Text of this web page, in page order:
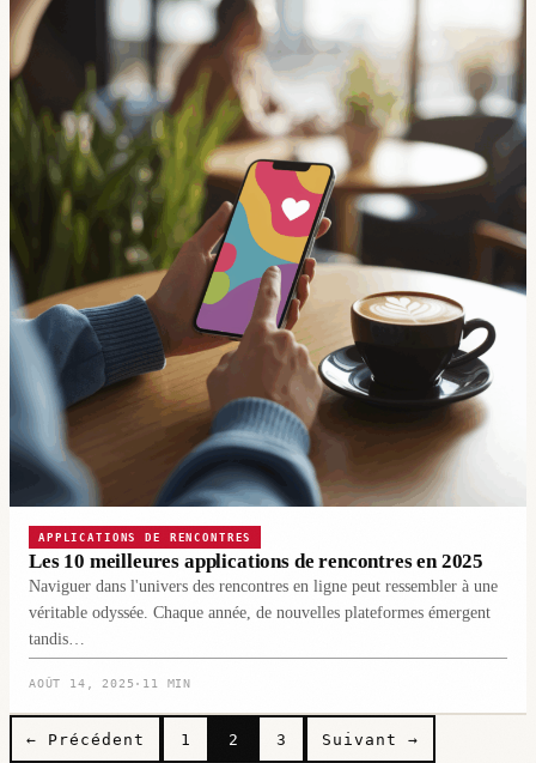
APPLICATIONS DE RENCONTRES
Les 10 meilleures applications de rencontres en 2025
Naviguer dans l'univers des rencontres en ligne peut ressembler à une
véritable odyssée. Chaque année, de nouvelles plateformes émergent
tandis…
AOÛT 14, 2025 · 11 MIN
Pagination
← Précédent 1 2 3 Suivant →